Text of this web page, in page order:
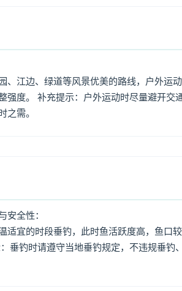
、江边、绿道等风景优美的路线，户外运
强度。 补充提示：户外运动时尽量避开交
需。
全性：
适宜的时段垂钓，此时鱼活跃度高，鱼口较
垂钓时请遵守当地垂钓规定，不违规垂钓